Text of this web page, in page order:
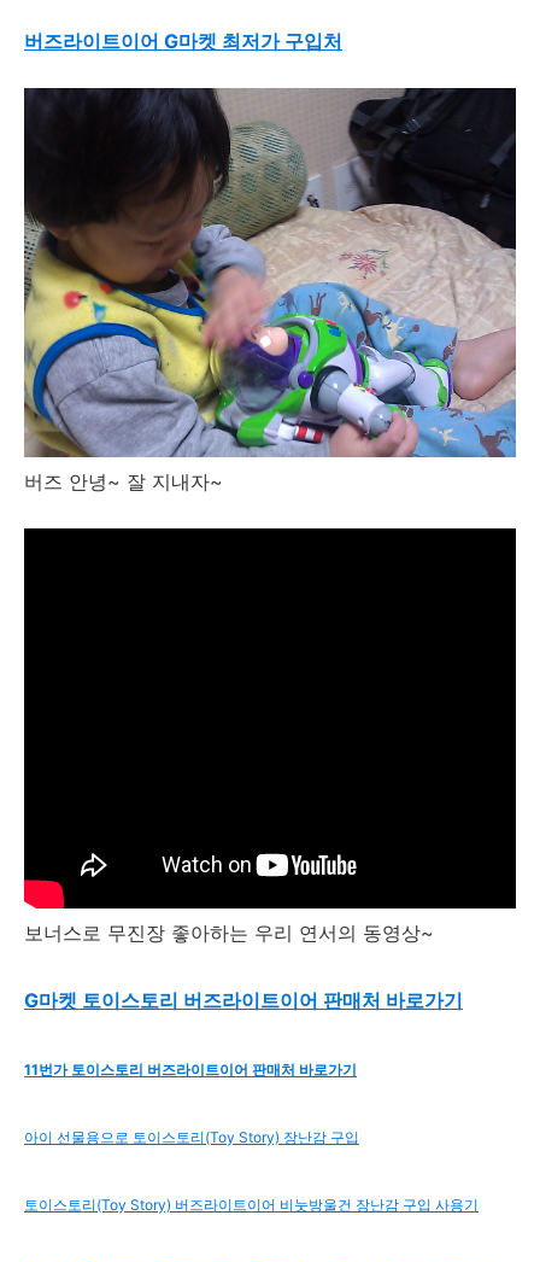
버즈라이트이어 G마켓 최저가 구입처
버즈 안녕~ 잘 지내자~
보너스로 무진장 좋아하는 우리 연서의 동영상~
G마켓 토이스토리 버즈라이트이어 판매처 바로가기
11번가 토이스토리 버즈라이트이어 판매처 바로가기
아이 선물용으로 토이스토리(Toy Story) 장난감 구입
토이스토리(Toy Story) 버즈라이트이어 비눗방울건 장난감 구입 사용기